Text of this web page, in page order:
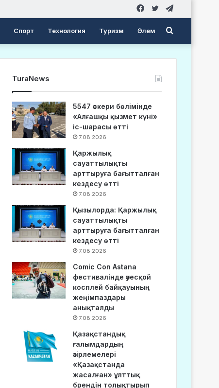
Twitter
Facebook
Спорт Технология Туризм Әлем Search
for
TuraNews
5547 әскери бөлімінде
«Алғашқы қызмет күні»
іс-шарасы өтті
7.08.2026
Қаржылық
сауаттылықты
арттыруға бағытталған
кездесу өтті
7.08.2026
Қызылорда: Қаржылық
сауаттылықты
арттыруға бағытталған
кездесу өтті
7.08.2026
Comic Con Astana
фестивалінде әуесқой
косплей байқауының
жеңімпаздары
анықталды
7.08.2026
Қазақстандық
ғалымдардың
әзірлемелері
«Қазақстанда
жасалған» ұлттық
брендін толықтырып